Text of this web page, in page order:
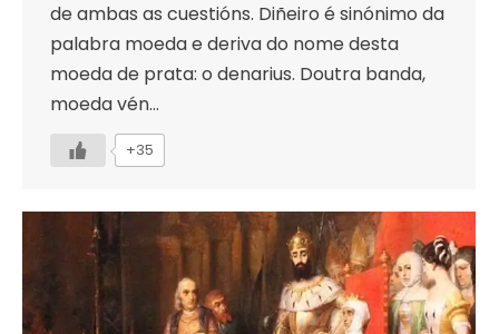
de ambas as cuestións. Diñeiro é sinónimo da
palabra moeda e deriva do nome desta
moeda de prata: o denarius. Doutra banda,
moeda vén…
+35